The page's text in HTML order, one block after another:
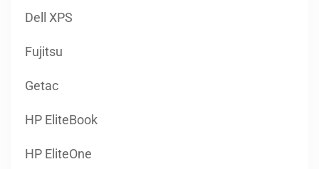
Dell XPS
Fujitsu
Getac
HP EliteBook
HP EliteOne